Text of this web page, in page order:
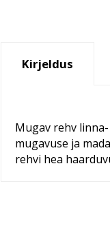
Kirjeldus
Mugav rehv
mugavuse ja
rehvi hea